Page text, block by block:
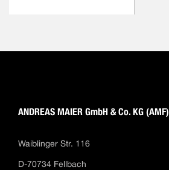
ANDREAS MAIER GmbH & Co. KG (AMF)
Waiblinger Str. 116
D-70734 Fellbach